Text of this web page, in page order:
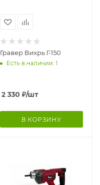
Гравер Вихрь Г-150
Есть в наличии: 1
2 330 ₽/шт
В КОРЗИНУ